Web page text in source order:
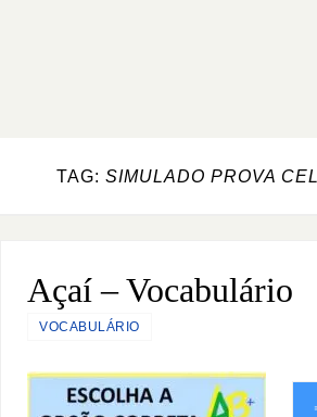
TAG: SIMULADO PROVA
Açaí – Vocabulário
VOCABULÁRIO